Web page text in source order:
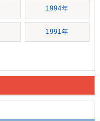
1994年
1991年